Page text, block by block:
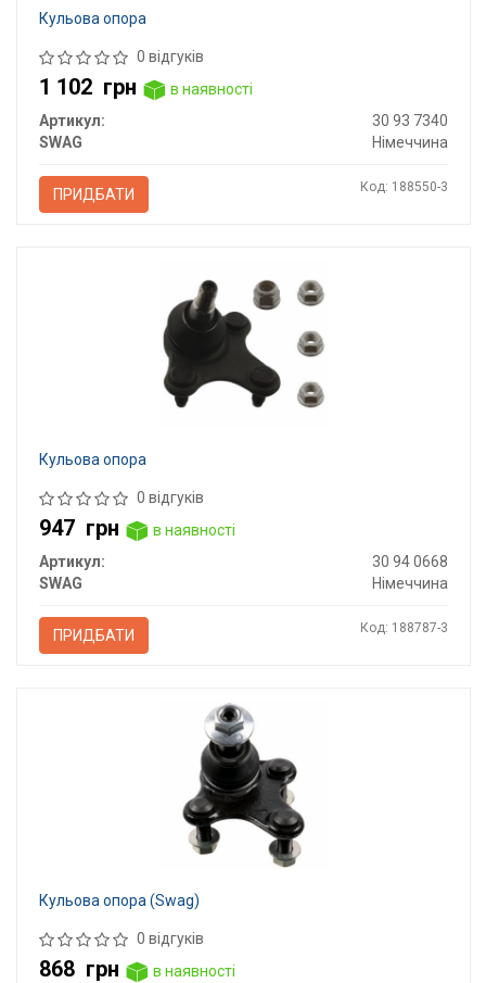
Кульова опора
0 відгуків
1 102 грн
в наявності
Артикул:
30 93 7340
SWAG
Німеччина
ПРИДБАТИ Код: 188550-3
Кульова опора
0 відгуків
947 грн
в наявності
Артикул:
30 94 0668
SWAG
Німеччина
ПРИДБАТИ Код: 188787-3
Кульова опора (Swag)
0 відгуків
868 грн
в наявності